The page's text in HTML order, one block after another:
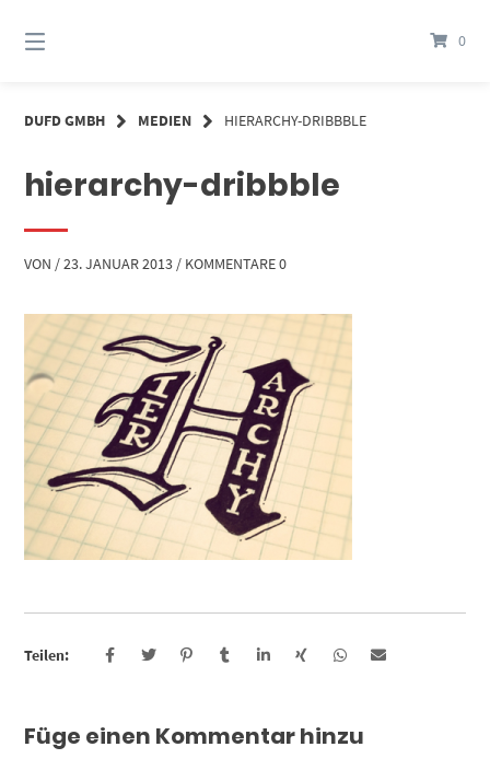
zum
Inhalt
0
DUFD GMBH MEDIEN HIERARCHY-DRIBBBLE
hierarchy-dribbble
VON /23. JANUAR 2013 / KOMMENTARE 0
Teilen:
Füge einen Kommentar hinzu